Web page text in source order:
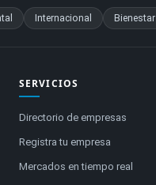
Internacional Bienestar
SERVICIOS
Directorio de empresas
Registra tu empresa
Mercados en tiempo real